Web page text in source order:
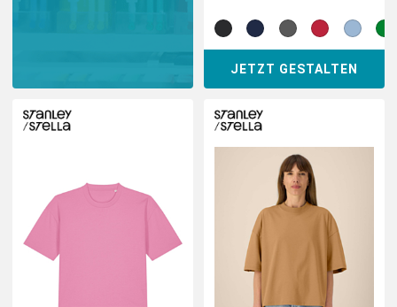
DTF BOGEN
TEAMBUILDING
HANDWERK
ZAHNARZTPRAXIS
JETZT GESTALTEN